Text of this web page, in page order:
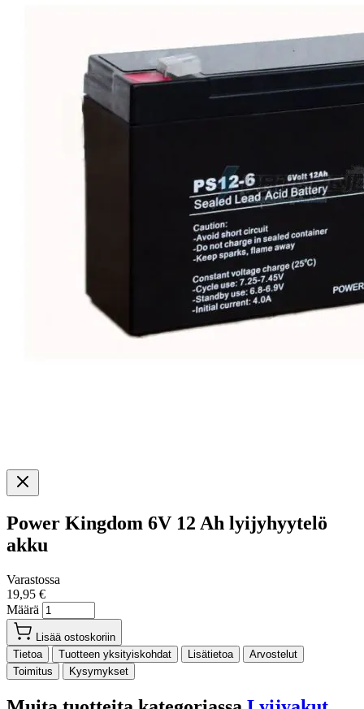
Power Kingdom 6V 12 Ah lyijyhyytelö
akku
Varastossa
19,95 €
Määrä
Lisää ostoskoriin
Tietoa
Tuotteen yksityiskohdat Lisätietoa
Arvostelut
Toimitus
Kysymykset